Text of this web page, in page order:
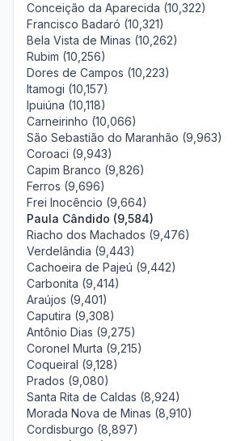
Conceição da Aparecida (10,322)
Francisco Badaró (10,321)
Bela Vista de Minas (10,262)
Rubim (10,256)
Dores de Campos (10,223)
Itamogi (10,157)
Ipuiúna (10,118)
Carneirinho (10,066)
São Sebastião do Maranhão (9,963)
Coroaci (9,943)
Capim Branco (9,826)
Ferros (9,696)
Frei Inocêncio (9,664)
Paula Cândido (9,584)
Riacho dos Machados (9,476)
Verdelândia (9,443)
Cachoeira de Pajeú (9,442)
Carbonita (9,414)
Araújos (9,401)
Caputira (9,308)
Antônio Dias (9,275)
Coronel Murta (9,215)
Coqueiral (9,128)
Prados (9,080)
Santa Rita de Caldas (8,924)
Morada Nova de Minas (8,910)
Cordisburgo (8,897)